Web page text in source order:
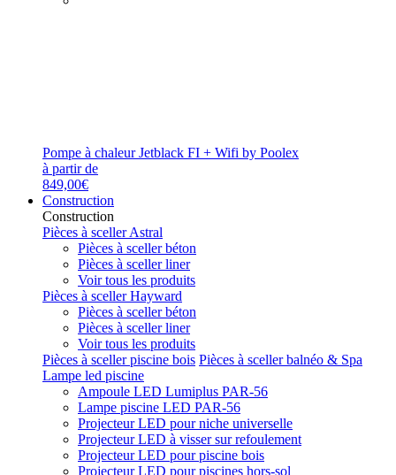
Pompe à chaleur Jetblack FI + Wifi by Poolex
à partir de
849,00€
Construction
Construction
Pièces à sceller Astral
Pièces à sceller béton
Pièces à sceller liner
Voir tous les produits
Pièces à sceller Hayward
Pièces à sceller béton
Pièces à sceller liner
Voir tous les produits
Pièces à sceller piscine bois Pièces à sceller balnéo & Spa
Lampe led piscine
Ampoule LED Lumiplus PAR-56
Lampe piscine LED PAR-56
Projecteur LED pour niche universelle
Projecteur LED à visser sur refoulement
Projecteur LED pour piscine bois
Projecteur LED pour piscines hors-sol